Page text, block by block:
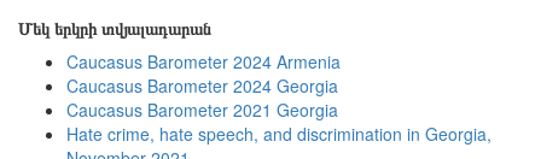
Մեկ երկրի տվյալադարան
Caucasus Barometer 2024 Armenia
Caucasus Barometer 2024 Georgia
Caucasus Barometer 2021 Georgia
Hate crime, hate speech, and discrimination in Georgia,